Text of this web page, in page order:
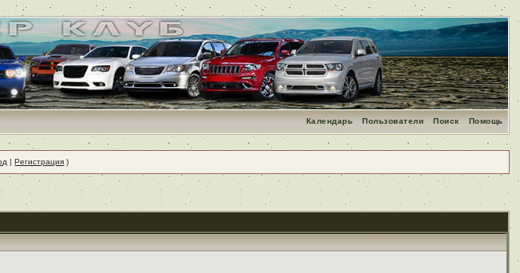
Помощь
Поиск
Пользователи
Календарь
|Регистрация )